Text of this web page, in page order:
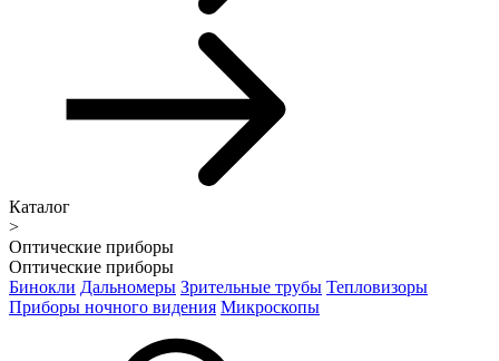
Каталог
>
Оптические приборы
Оптические приборы
Бинокли Дальномеры Зрительные трубы Тепловизоры
Приборы ночного видения Микроскопы